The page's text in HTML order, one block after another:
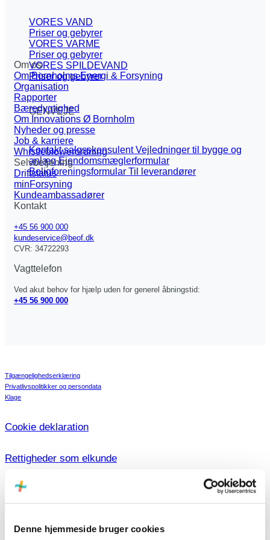
Denne hjemmeside bruger cookies
VORES VAND
Priser og gebyrer
VORES VARME
Priser og gebyrer
VORES SPILDEVAND
Priser og gebyrer
GENVEJE
Kontakt salgsskonsulent Vejledninger til bygge og
anlæg Ejendomsmæglerformular
Boligforeningsformular Til leverandører
Om os
Om Bornholms Energi & Forsyning
Organisation
Rapporter
Bæredygtighed
Om Innovations Ø Bornholm
Nyheder og presse
Job & karriere
Whistleblowerordning
Selvbetjening
Driftstatus
minForsyning
Kundeambassadører
Kontakt
+45 56 900 000
kundeservice@beof.dk
CVR: 34722293
Vagttelefon
Ved akut behov for hjælp uden for generel åbningstid:
+45 56 900 000
Tilgængelighedserklæring
Privatlivspolitikker og persondata
Klage
Cookie deklaration
Rettigheder som elkunde
© Copyright Bornholms Energi & Forsyning 2026
Dagens variable elpriser